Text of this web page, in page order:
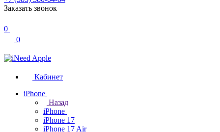
Заказать звонок
0
0
Кабинет
iPhone
Назад
iPhone
iPhone 17
iPhone 17 Air